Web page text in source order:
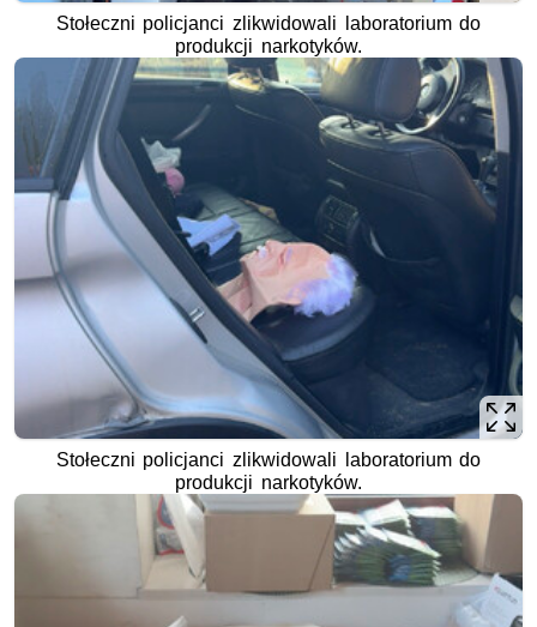
Stołeczni policjanci zlikwidowali laboratorium do
produkcji narkotyków.
Stołeczni policjanci zlikwidowali laboratorium do
produkcji narkotyków.